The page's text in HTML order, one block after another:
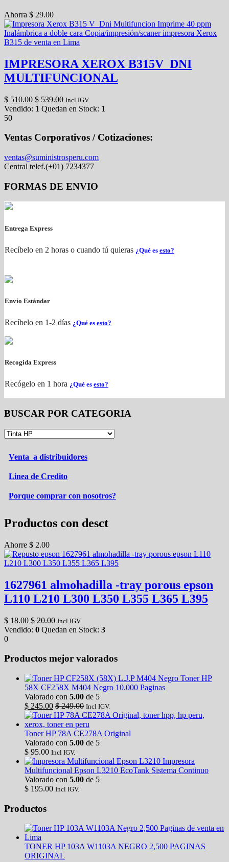
Ahorra $ 29.00
IMPRESORA XEROX B315V_DNI
MULTIFUNCIONAL
$ 510.00 $539.00 Incl IGV.
Vendido: 1 Quedan en Stock: 1
50
Ventas Corporativos / Cotizaciones:
ventas@suministrosperu.com
Central telef.(+01) 7234377
FORMAS DE ENVIO
Entrega Express
Recíbelo en 2 horas o cuando tú quieras ¿Qué es esto?
Envío Estándar
Recíbelo en 1-2 días ¿Qué es esto?
Recogida Express
Recógelo en 1 hora ¿Qué es esto?
BUSCAR POR CATEGORIA
Venta a distribuidores
Linea de Credito
Porque comprar con nosotros?
Productos con desct
Ahorre $ 2.00
1627961 almohadilla -tray porous epson
L110 L210 L300 L350 L355 L365 L395
$ 18.00 $20.00 Incl IGV.
Vendido: 0 Quedan en Stock: 3
0
Productos mejor valorados
Toner HP
58X CF258X M404 Negro 10.000 Paginas
Valorado con 5.00 de 5
$ 245.00 $249.00 Incl IGV.
Toner HP 78A CE278A Original
Valorado con 5.00 de 5
$ 95.00 Incl IGV.
Impresora
Multifuncional Epson L3210 EcoTank Sistema Continuo
Valorado con 5.00 de 5
$ 195.00 Incl IGV.
Productos
TONER HP 103A W1103A NEGRO 2,500 PAGINAS
ORIGINAL